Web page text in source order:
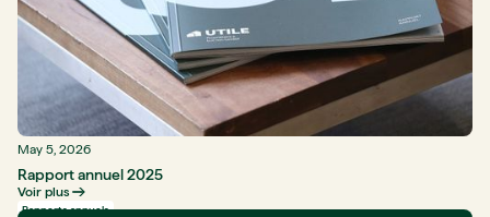
May 5, 2026
Rapport annuel 2025
Voir plus
Rapports annuels